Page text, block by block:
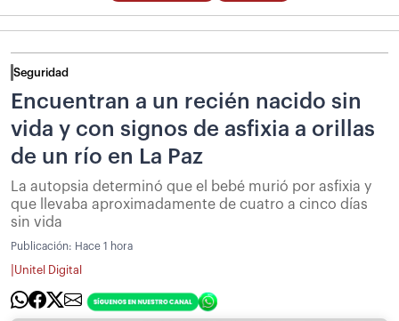
Seguridad
Encuentran a un recién nacido sin
vida y con signos de asfixia a orillas
de un río en La Paz
La autopsia determinó que el bebé murió por asfixia y
que llevaba aproximadamente de cuatro a cinco días
sin vida
Publicación: Hace 1 hora
Unitel Digital